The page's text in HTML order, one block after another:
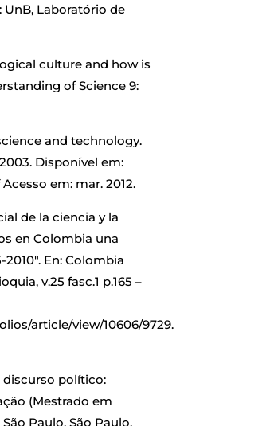
UnB, Laboratório de
culture and how is
of Science 9:
and technology.
Disponível em:
em: mar. 2012.
de la ciencia y la
en Colombia una
En: Colombia
v.25 fasc.1 p.165 –
article/view/10606/9729.
discurso político:
(Mestrado em
Paulo, São Paulo,